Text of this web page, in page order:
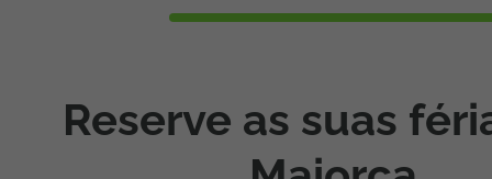
Reserve as suas